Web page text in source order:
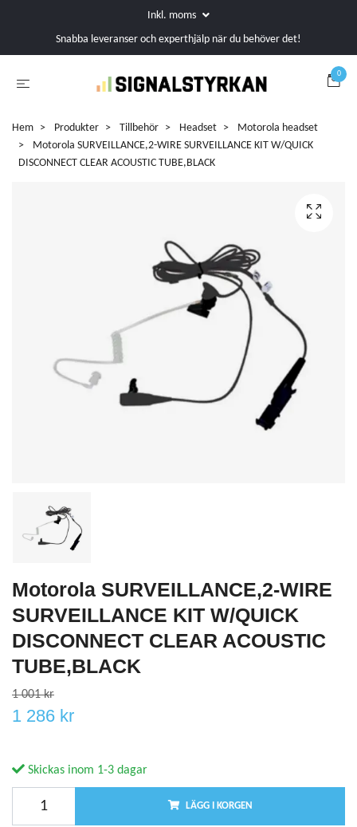
Inkl. moms
Snabba leveranser och experthjälp när du behöver det!
0
Hem Produkter Tillbehör Headset
Motorola headset
Motorola SURVEILLANCE,2-WIRE SURVEILLANCE KIT W/QUICK
DISCONNECT CLEAR ACOUSTIC TUBE,BLACK
Motorola SURVEILLANCE,2-WIRE
SURVEILLANCE KIT W/QUICK
DISCONNECT CLEAR ACOUSTIC
TUBE,BLACK
1 001 kr
1 286 kr
Skickas inom 1-3 dagar
LÄGG I KORGEN